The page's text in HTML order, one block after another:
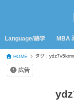
Language/語学 MBA
HOME タグ :
広告